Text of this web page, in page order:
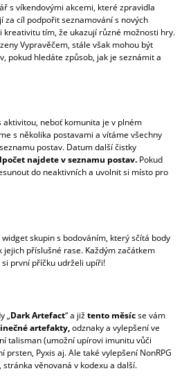
s víkendovými akcemi, které zpravidla
za cíl podpořit seznamování s nových
kreativitu tím, že ukazují různé možnosti hry.
Vypravěčem, stále však mohou být
pokud hledáte způsob, jak je seznámit a
neboť komunita je v plném
s několika postavami a vítáme všechny
postav. Datum další čistky
najdete v seznamu postav. Pokud
do neaktivních a uvolnit si místo pro
skupin s bodováním, který sčítá body
příslušné rase. Každým začátkem
první příčku udrželi upíři!
„Dark Artefact“ a jižtento měsícse vám
artefakty,odznaky a vylepšení ve
talisman (umožní upírovi imunitu vůči
Pyxis aj. Ale také vylepšení NonRPG
věnovaná v kodexu a další.